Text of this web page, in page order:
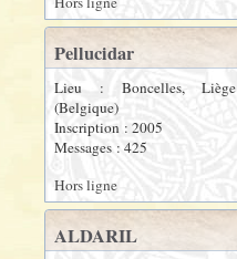
Pellucidar
Lieu : Boncelles, Liège
(Belgique)
Inscription : 2005
Messages : 425
Hors ligne
ALDARIL